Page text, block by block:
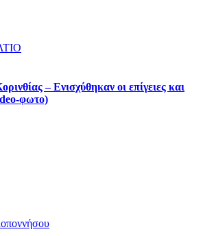
– Ενισχύθηκαν οι επίγειες και
φωτο)